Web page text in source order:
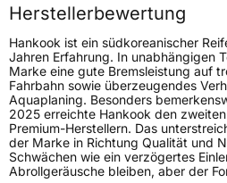
Höchstlast1090 kg
Generelle Merkmale
FahrzeugtypSUV
VerwendungWinterreifen
ModellnameWinter I Cept X RW10
FahrzeugartPKW & SUV
Herstellerbewertung
Hankook ist ein südkoreanischer
Jahren Erfahrung. In unabhängigen
Marke eine gute Bremsleistung auf
Fahrbahn sowie überzeugendes
Aquaplaning. Besonders
2025 erreichte Hankook den
Premium-Herstellern. Das
der Marke in Richtung Qualität und
Schwächen wie ein verzögertes
Abrollgeräusche bleiben, aber der